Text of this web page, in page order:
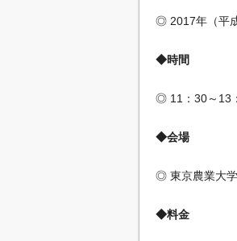
◎ 2017年（平
◆時間
◎ 11：30～13
◆会場
◎ 東京農業大
◆料金